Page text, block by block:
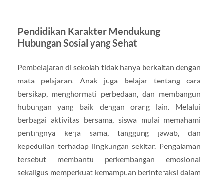
Pendidikan Karakter Mendukung
Hubungan Sosial yang Sehat
Pembelajaran di sekolah tidak hanya berkaitan dengan
mata pelajaran. Anak juga belajar tentang cara
bersikap, menghormati perbedaan, dan membangun
hubungan yang baik dengan orang lain. Melalui
berbagai aktivitas bersama, siswa mulai memahami
pentingnya kerja sama, tanggung jawab, dan
kepedulian terhadap lingkungan sekitar. Pengalaman
tersebut membantu perkembangan emosional
sekaligus memperkuat kemampuan berinteraksi dalam